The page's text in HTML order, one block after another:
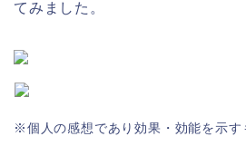
てみました。
※個人の感想であり効果・効能を示す